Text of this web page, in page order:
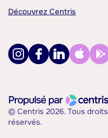
Découvrez Centris
© Centris 2026. Tous droits
réservés.